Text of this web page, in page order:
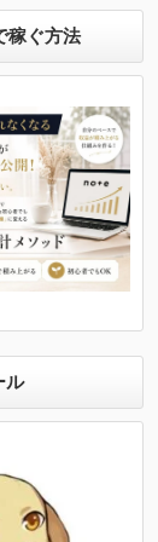
稼ぐ方法
ル